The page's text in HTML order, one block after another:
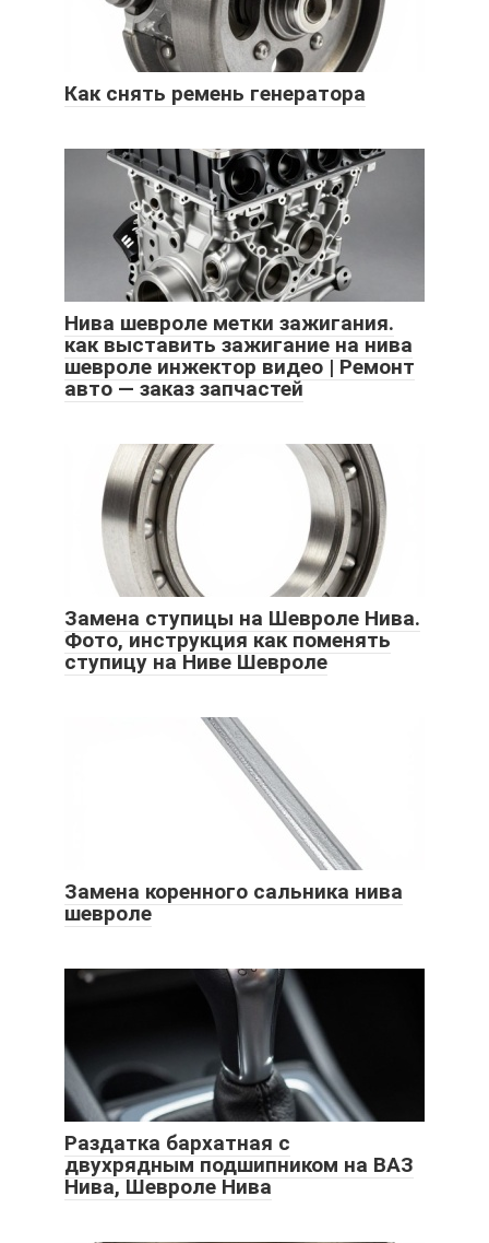
Как снять ремень генератора
Нива шевроле метки зажигания.
как выставить зажигание на нива
шевроле инжектор видео | Ремонт
авто — заказ запчастей
Замена ступицы на Шевроле Нива.
Фото, инструкция как поменять
ступицу на Ниве Шевроле
Замена коренного сальника нива
шевроле
Раздатка бархатная с
двухрядным подшипником на ВАЗ
Нива, Шевроле Нива